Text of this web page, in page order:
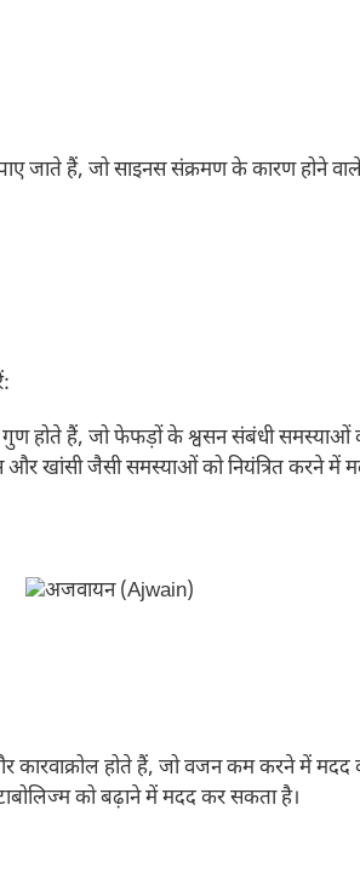
जाते हैं, जो साइनस संक्रमण के कारण होने
गुण होते हैं, जो फेफड़ों के श्वसन संबंधी
और खांसी जैसी समस्याओं को नियंत्रित करने में
होते हैं, जो वजन कम करने में मदद
को बढ़ाने में मदद कर सकता है।